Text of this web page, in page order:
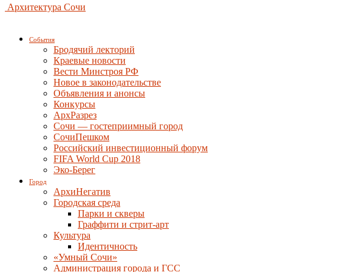
Архитектура Сочи
События
Бродячий лекторий
Краевые новости
Вести Минстроя РФ
Новое в законодательстве
Объявления и анонсы
Конкурсы
АрхРазрез
Сочи — гостеприимный город
СочиПешком
Российский инвестиционный форум
FIFA World Cup 2018
Эко-Берег
Город
АрхиНегатив
Городская среда
Парки и скверы
Граффити и стрит-арт
Культура
Идентичность
«Умный Сочи»
Администрация города и ГСС